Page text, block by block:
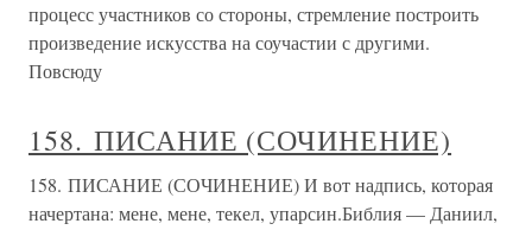
процесс участников со стороны, стремление построить
произведение искусства на соучастии с другими.
Повсюду
158. ПИСАНИЕ (СОЧИНЕНИЕ)
158. ПИСАНИЕ (СОЧИНЕНИЕ) И вот надпись, которая
начертана: мене, мене, текел, упарсин.Библия — Даниил,